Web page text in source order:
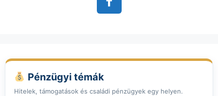
Pénzügyi témák
Hitelek, támogatások és családi pénzügyek egy helyen.